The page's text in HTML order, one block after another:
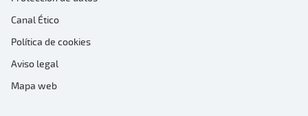
Canal Ético
Política de cookies
Aviso legal
Mapa web